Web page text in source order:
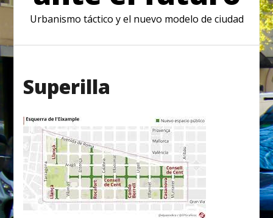
Urbanismo táctico y el nuevo modelo de ciudad
Superilla